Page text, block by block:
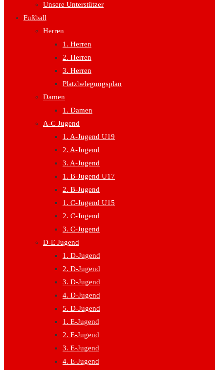
Unsere Unterstützer
Fußball
Herren
1. Herren
2. Herren
3. Herren
Platzbelegungsplan
Damen
1. Damen
A-C Jugend
1. A-Jugend U19
2. A-Jugend
3. A-Jugend
1. B-Jugend U17
2. B-Jugend
1. C-Jugend U15
2. C-Jugend
3. C-Jugend
D-E Jugend
1. D-Jugend
2. D-Jugend
3. D-Jugend
4. D-Jugend
5. D-Jugend
1. E-Jugend
2. E-Jugend
3. E-Jugend
4. E-Jugend